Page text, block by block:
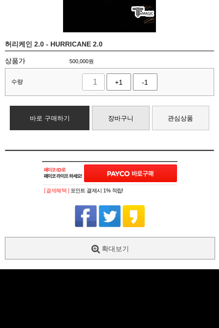
허리케인 2.0 - HURRICANE 2.0
상품가 500,000원
수량 +1 -1
바로 구매하기 장바구니 관심상품
[ 결제혜택 ] 포인트 결제시 1% 적립!
확대보기